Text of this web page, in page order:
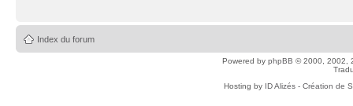
Index du forum
Powered by phpBB © 2000, 2002,
Hosting by ID Alizés - Création de